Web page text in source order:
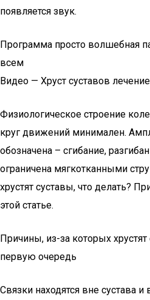
появляется звук.
Программа просто волшебная
всем
Видео — Хруст суставов
Физиологическое строение
круг движений минимален.
обозначена – сгибание,
ограничена мягкотканными
хрустят суставы, что делать?
этой статье.
Причины, из-за которых
первую очередь
Связки находятся вне сустава и